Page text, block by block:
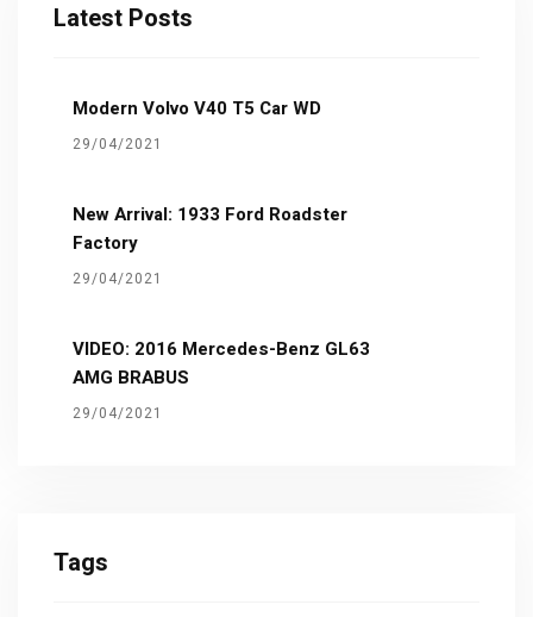
Latest Posts
Modern Volvo V40 T5 Car WD
29/04/2021
New Arrival: 1933 Ford Roadster
Factory
29/04/2021
VIDEO: 2016 Mercedes-Benz GL63
AMG BRABUS
29/04/2021
Tags